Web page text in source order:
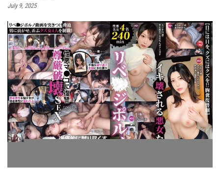
July 9, 2025